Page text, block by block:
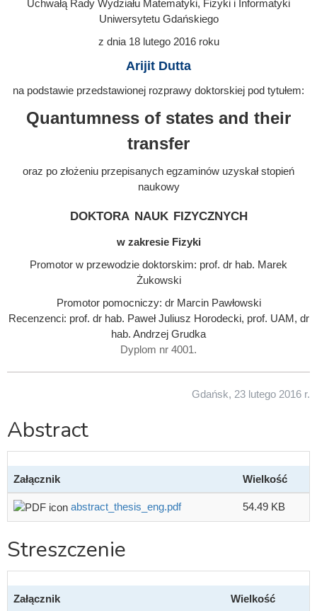
Uchwałą Rady Wydziału Matematyki, Fizyki i Informatyki
Uniwersytetu Gdańskiego
z dnia 18 lutego 2016roku
Arijit Dutta
na podstawie przedstawionej rozprawy doktorskiej pod tytułem:
Quantumness of states and their
transfer
oraz po złożeniu przepisanych egzaminów uzyskał stopień
naukowy
doktora nauk fizycznych
w zakresie Fizyki
Promotor w przewodzie doktorskim: prof. dr hab. Marek
Żukowski
Promotor pomocniczy: dr Marcin Pawłowski
Recenzenci: prof. dr hab. Paweł Juliusz Horodecki, prof. UAM, dr
hab. Andrzej Grudka
Dyplom nr 4001.
Gdańsk, 23 lutego 2016 r.
Abstract
Załącznik Wielkość
abstract_thesis_eng.pdf 54.49 KB
Streszczenie
Załącznik Wielkość